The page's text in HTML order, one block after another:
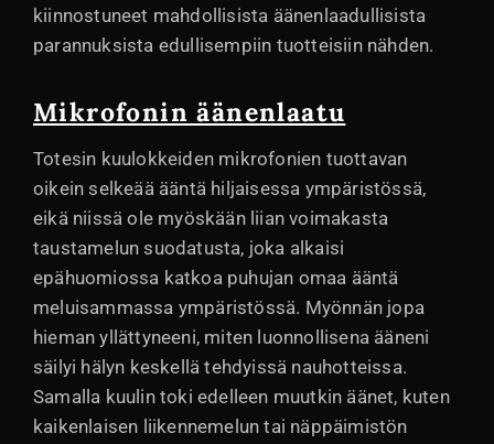
kiinnostuneet mahdollisista äänenlaadullisista
parannuksista edullisempiin tuotteisiin nähden.
Mikrofonin äänenlaatu
Totesin kuulokkeiden mikrofonien tuottavan
oikein selkeää ääntä hiljaisessa ympäristössä,
eikä niissä ole myöskään liian voimakasta
taustamelun suodatusta, joka alkaisi
epähuomiossa katkoa puhujan omaa ääntä
meluisammassa ympäristössä. Myönnän jopa
hieman yllättyneeni, miten luonnollisena ääneni
säilyi hälyn keskellä tehdyissä nauhotteissa.
Samalla kuulin toki edelleen muutkin äänet, kuten
kaikenlaisen liikennemelun tai näppäimistön